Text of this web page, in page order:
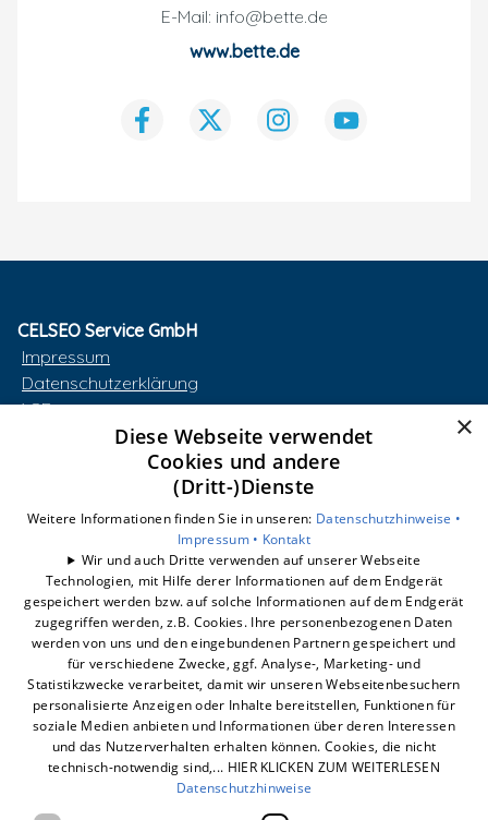
E-Mail: info@bette.de
www.bette.de
CELSEO Service GmbH
Impressum
Datenschutzerklärung
AGB
Barrierefreiheitserklärung
smart-box
Photovoltaik
Dynamischer Stromtarif
E-Mobilität
Unternehmen
×
Diese Webseite verwendet
Cookies und andere
(Dritt-)Dienste
Weitere Informationen finden Sie in unseren: Datenschutzhinweise •
Impressum • Kontakt
Wir und auch Dritte verwenden auf unserer Webseite
Technologien, mit Hilfe derer Informationen auf dem Endgerät
gespeichert werden bzw. auf solche Informationen auf dem Endgerät
zugegriffen werden, z.B. Cookies. Ihre personenbezogenen Daten
werden von uns und den eingebundenen Partnern gespeichert und
für verschiedene Zwecke, ggf. Analyse-, Marketing- und
Statistikzwecke verarbeitet, damit wir unseren Webseitenbesuchern
personalisierte Anzeigen oder Inhalte bereitstellen, Funktionen für
soziale Medien anbieten und Informationen über deren Interessen
und das Nutzerverhalten erhalten können. Cookies, die nicht
technisch-notwendig sind,... HIER KLICKEN ZUM WEITERLESEN
Datenschutzhinweise